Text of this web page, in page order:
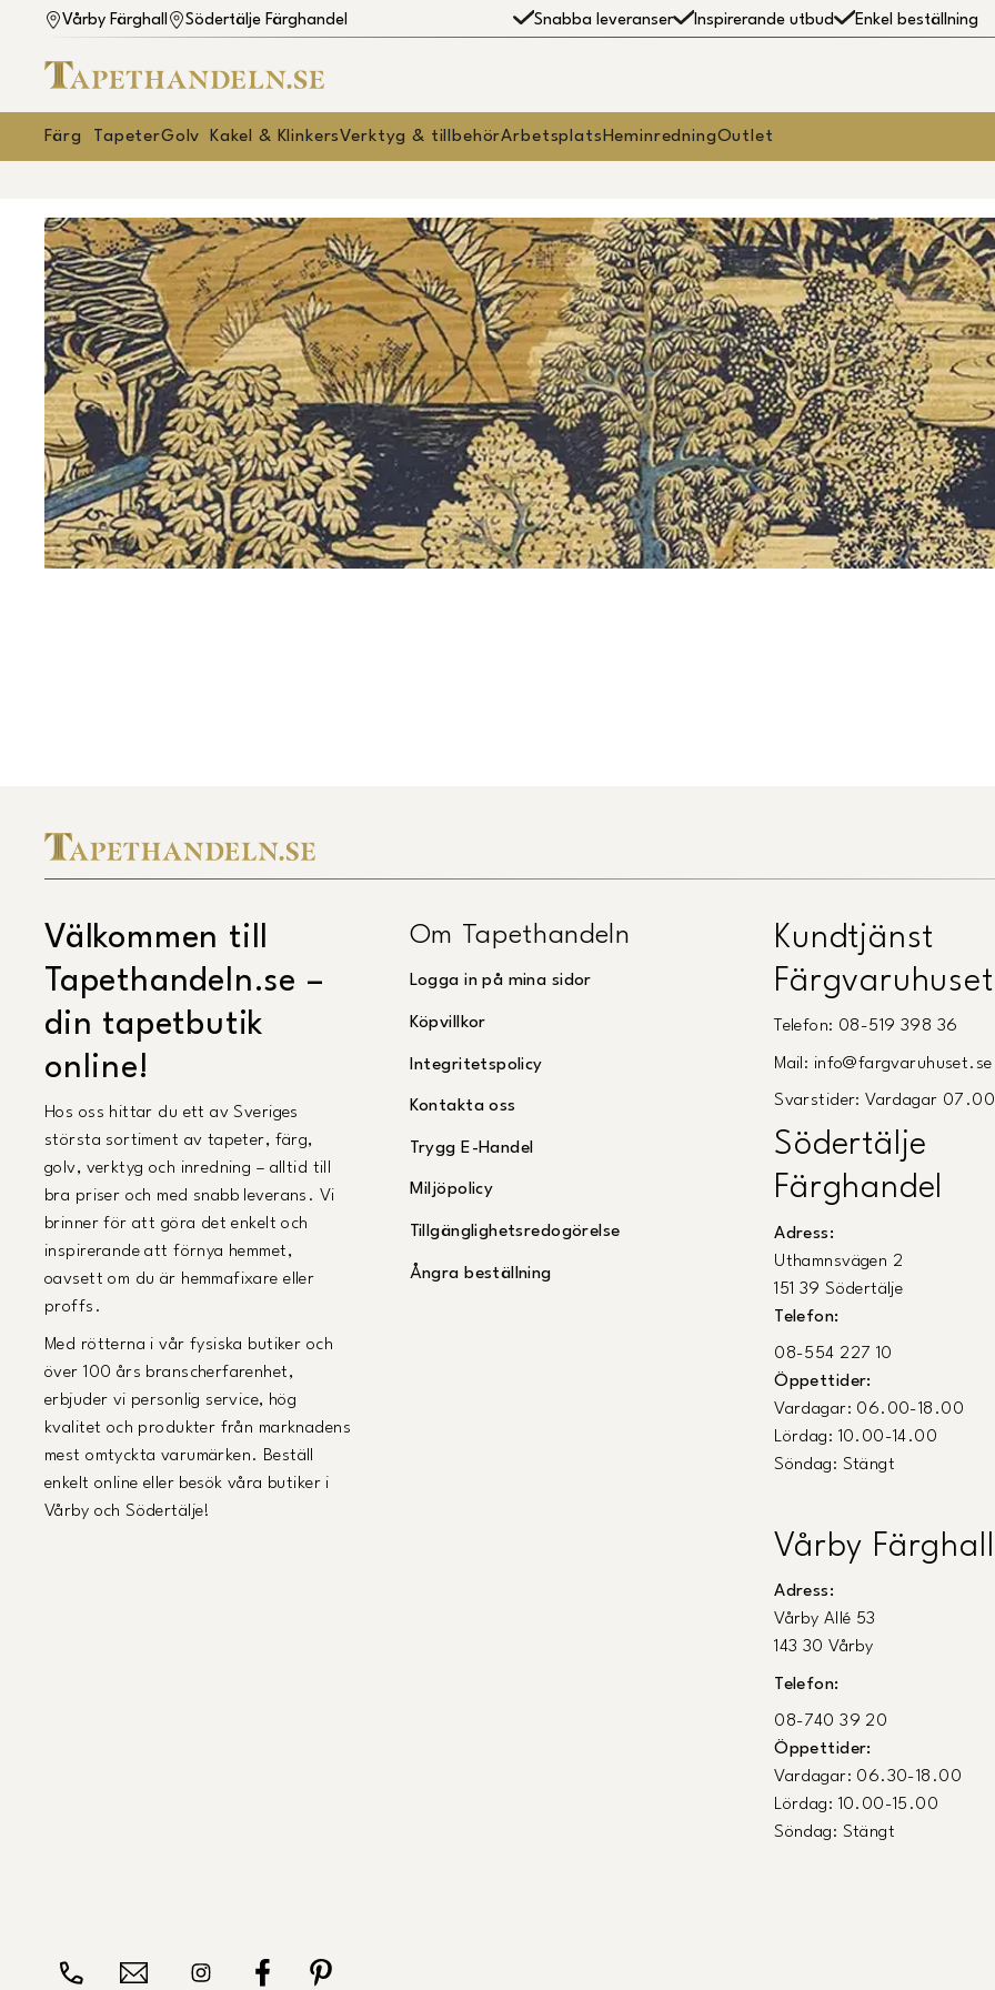
Vårby Färghall Södertälje Färghandel Snabba leveranser Inspirerande utbud Enkel beställning
Färg TapeterGolv Kakel & KlinkersVerktyg & tillbehörArbetsplats HeminredningOutlet
Välkommen till
Tapethandeln.se –
din tapetbutik
online!
Hos oss hittar du ett av Sveriges
största sortiment av tapeter, färg,
golv, verktyg och inredning – alltid till
bra priser och med snabb leverans. Vi
brinner för att göra det enkelt och
inspirerande att förnya hemmet,
oavsett om du är hemmafixare eller
proffs.
Med rötterna i vår fysiska butiker och
över 100 års branscherfarenhet,
erbjuder vi personlig service, hög
kvalitet och produkter från marknadens
mest omtyckta varumärken. Beställ
enkelt online eller besök våra butiker i
Vårby och Södertälje!
Om Tapethandeln
Logga in på mina sidor
Köpvillkor
Integritetspolicy
Kontakta oss
Trygg E-Handel
Miljöpolicy
Tillgänglighetsredogörelse
Ångra beställning
Kundtjänst
Telefon: 08-519 398 36
Mail: info@fargvaruhuset.se
Svarstider: Vardagar
Södertälje
Färghandel
Adress:
Uthamnsvägen 2
151 39 Södertälje
Telefon:
08-554 227 10
Öppettider:
Vardagar: 06.00-18.00
Lördag: 10.00-14.00
Söndag: Stängt
Vårby Färghall
Adress:
Vårby Allé 53
143 30 Vårby
Telefon:
08-740 39 20
Öppettider:
Vardagar: 06.30-18.00
Lördag: 10.00-15.00
Söndag: Stängt